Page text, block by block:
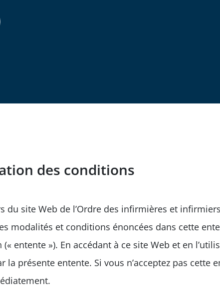
des conditions
du site Web de l’Ordre des infirmières et
modalités et conditions énoncées dans cette
(« entente »). En accédant à ce site Web et en
la présente entente. Si vous n’acceptez pas cette